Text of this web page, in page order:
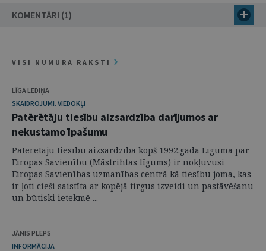
KOMENTĀRI (1)
VISI NUMURA RAKSTI
LĪGA LEDIŅA
SKAIDROJUMI. VIEDOKĻI
Patērētāju tiesību aizsardzība darījumos ar
nekustamo īpašumu
Patērētāju tiesību aizsardzība kopš 1992.gada Līguma par
Eiropas Savienību (Māstrihtas līgums) ir nokļuvusi
Eiropas Savienības uzmanības centrā kā tiesību joma, kas
ir ļoti cieši saistīta ar kopējā tirgus izveidi un pastāvēšanu
un būtiski ietekmē ...
JĀNIS PLEPS
INFORMĀCIJA